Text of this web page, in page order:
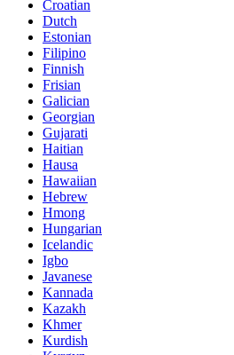
Croatian
Dutch
Estonian
Filipino
Finnish
Frisian
Galician
Georgian
Gujarati
Haitian
Hausa
Hawaiian
Hebrew
Hmong
Hungarian
Icelandic
Igbo
Javanese
Kannada
Kazakh
Khmer
Kurdish